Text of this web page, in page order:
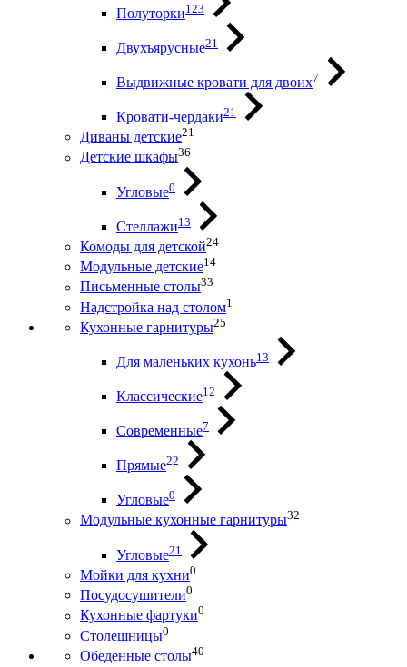
Полуторки123
Двухъярусные21
Выдвижные кровати для двоих7
Кровати-чердаки21
Диваны детские21
Детские шкафы36
Угловые0
Стеллажи13
Комоды для детской24
Модульные детские14
Письменные столы33
Надстройка над столом1
Кухонные гарнитуры25
Для маленьких кухонь13
Классические12
Современные7
Прямые22
Угловые0
Модульные кухонные гарнитуры32
Угловые21
Мойки для кухни0
Посудосушители0
Кухонные фартуки0
Столешницы0
Обеденные столы40